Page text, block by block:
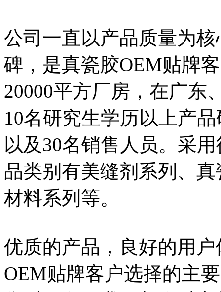
公司一直以产品质量为
碑，是真瓷胶OEM贴牌
20000平方厂房，在广东
10名研究生学历以上产
以及30名销售人员。采
品类别有美缝剂系列、
材料系列等。
优质的产品，良好的用
OEM贴牌客户选择的主